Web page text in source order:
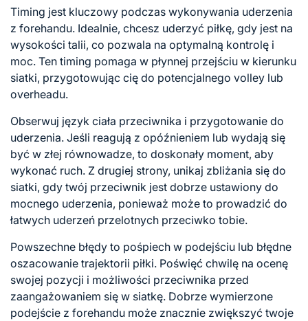
Timing jest kluczowy podczas wykonywania uderzenia
z forehandu. Idealnie, chcesz uderzyć piłkę, gdy jest na
wysokości talii, co pozwala na optymalną kontrolę i
moc. Ten timing pomaga w płynnej przejściu w kierunku
siatki, przygotowując cię do potencjalnego volley lub
overheadu.
Obserwuj język ciała przeciwnika i przygotowanie do
uderzenia. Jeśli reagują z opóźnieniem lub wydają się
być w złej równowadze, to doskonały moment, aby
wykonać ruch. Z drugiej strony, unikaj zbliżania się do
siatki, gdy twój przeciwnik jest dobrze ustawiony do
mocnego uderzenia, ponieważ może to prowadzić do
łatwych uderzeń przelotnych przeciwko tobie.
Powszechne błędy to pośpiech w podejściu lub błędne
oszacowanie trajektorii piłki. Poświęć chwilę na ocenę
swojej pozycji i możliwości przeciwnika przed
zaangażowaniem się w siatkę. Dobrze wymierzone
podejście z forehandu może znacznie zwiększyć twoje